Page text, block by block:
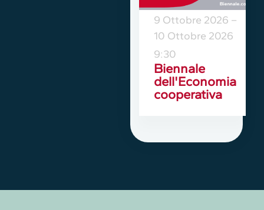
9 Ottobre 2026 –
10 Ottobre 2026
9:30
Biennale
dell'Economia
cooperativa